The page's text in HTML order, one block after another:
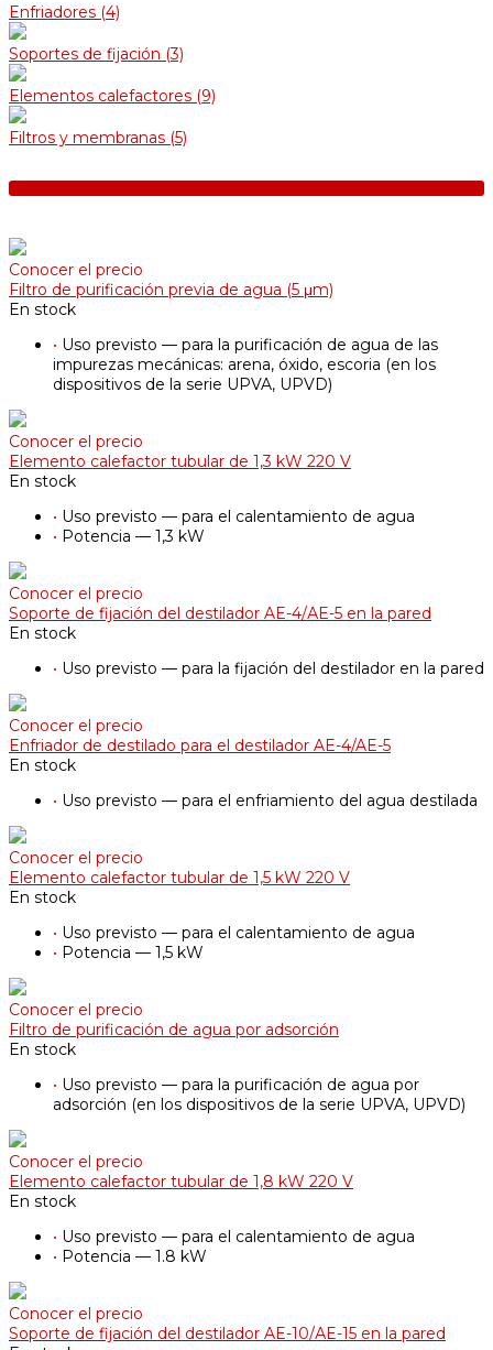
Enfriadores (4)
Soportes de fijación (3)
Elementos calefactores (9)
Filtros y membranas (5)
Conocer el precio
Filtro de purificación previa de agua (5 μm)
En stock
• Uso previsto — para la purificación de agua de las
impurezas mecánicas: arena, óxido, escoria (en los
dispositivos de la serie UPVA, UPVD)
Conocer el precio
Elemento calefactor tubular de 1,3 kW 220 V
En stock
• Uso previsto — para el calentamiento de agua
• Potencia — 1,3 kW
Conocer el precio
Soporte de fijación del destilador AE-4/АE-5 en la pared
En stock
• Uso previsto — para la fijación del destilador en la pared
Conocer el precio
Enfriador de destilado para el destilador AE-4/AE-5
En stock
• Uso previsto — para el enfriamiento del agua destilada
Conocer el precio
Elemento calefactor tubular de 1,5 kW 220 V
En stock
• Uso previsto — para el calentamiento de agua
• Potencia — 1,5 kW
Conocer el precio
Filtro de purificación de agua por adsorción
En stock
• Uso previsto — para la purificación de agua por
adsorción (en los dispositivos de la serie UPVA, UPVD)
Conocer el precio
Elemento calefactor tubular de 1,8 kW 220 V
En stock
• Uso previsto — para el calentamiento de agua
• Potencia — 1.8 kW
Conocer el precio
Soporte de fijación del destilador AE-10/АE-15 en la pared